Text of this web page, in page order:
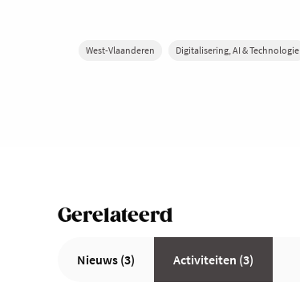
West-Vlaanderen Digitalisering, AI & Technologie
Gerelateerd
Nieuws (3) Activiteiten (3)